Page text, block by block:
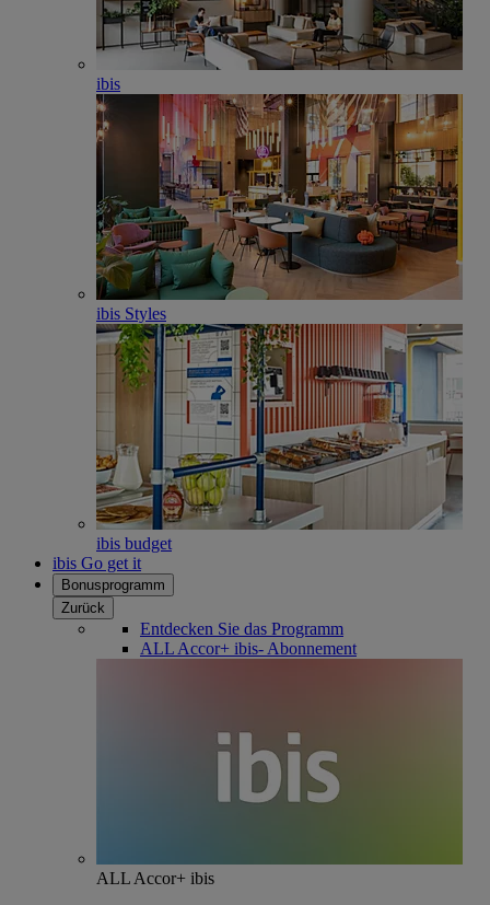
ibis
ibis Styles
ibis budget
ibis Go get it
Bonusprogramm
Zurück
Entdecken Sie das Programm
ALL Accor+ ibis- Abonnement
ALL Accor+ ibis